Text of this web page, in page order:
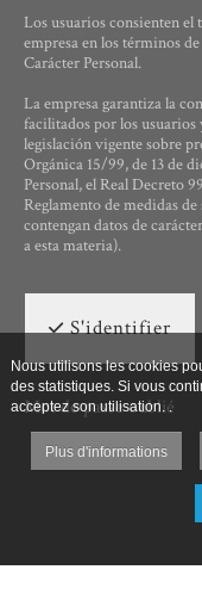
Los usuarios consienten el
empresa en los términos
Carácter Personal.
La empresa garantiza la
facilitados por los usuarios
legislación vigente sobre
Orgánica 15/99, de 13 de
Personal, el Real Decreto
Reglamento de medidas
contengan datos de
a esta materia).
S'identifier
Mot de passe oublié
Nous utilisons les cookies
des statistiques. Si vous
acceptez son utilisation. .
Plus d'informations